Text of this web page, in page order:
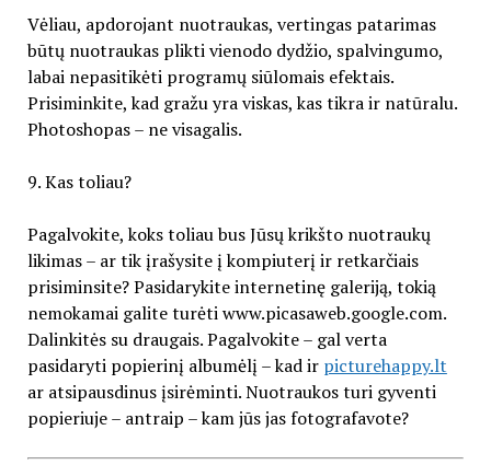
Vėliau, apdorojant nuotraukas, vertingas patarimas
būtų nuotraukas plikti vienodo dydžio, spalvingumo,
labai nepasitikėti programų siūlomais efektais.
Prisiminkite, kad gražu yra viskas, kas tikra ir natūralu.
Photoshopas – ne visagalis.
9. Kas toliau?
Pagalvokite, koks toliau bus Jūsų krikšto nuotraukų
likimas – ar tik įrašysite į kompiuterį ir retkarčiais
prisiminsite? Pasidarykite internetinę galeriją, tokią
nemokamai galite turėti www.picasaweb.google.com.
Dalinkitės su draugais. Pagalvokite – gal verta
pasidaryti popierinį albumėlį – kad ir picturehappy.lt
ar atsipausdinus įsirėminti. Nuotraukos turi gyventi
popieriuje – antraip – kam jūs jas fotografavote?